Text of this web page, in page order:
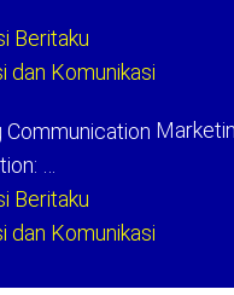
Beritaku
dan Komunikasi
…
Beritaku
dan Komunikasi